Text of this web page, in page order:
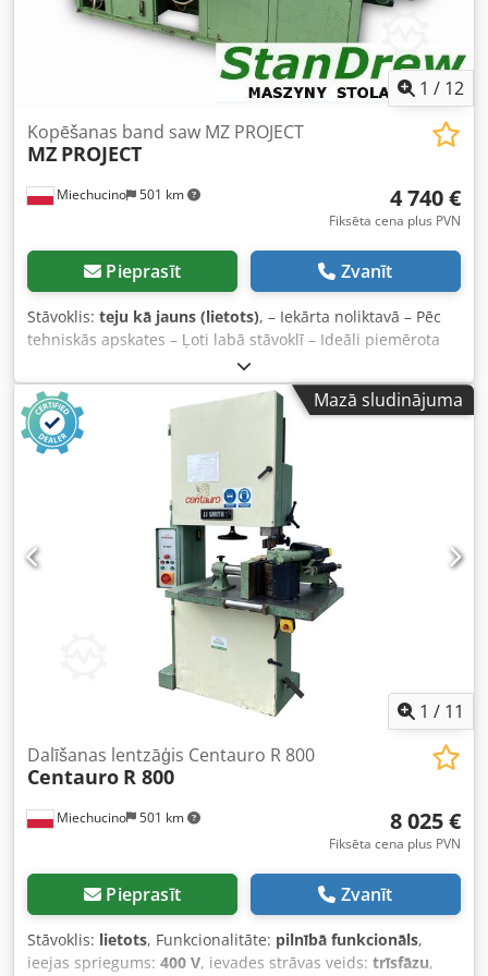
1 / 12
Miechucino 501 km
Kopēšanas band saw MZ PROJECT
MZ PROJECT
4 740 €
Fiksēta cena plus PVN
Pieprasīt Zvanīt
Stāvoklis: teju kā jauns (lietots), – Iekārta noliktavā – Pēc
tehniskās apskates – Ļoti labā stāvoklī – Ideāli piemērota
krēslu ražošanai Cjdpjd Dc E Asfx Agysrf TEHNISKIE
PARAMETRI: – Galvenais motors 7,5 kW – Divi šabloni –
Pneimatiskā šablonu vadība – Pneimatiskā šablona
vadīšana – Riteņu diametrs 850 mm – Lentas platums 40
mm – Maksimālais detaļas garums 1300 mm – Maksimālais
detaļas platums 800 mm – Maksimālais augstums 120 mm
– Divi pneimatiskie sānu piespiedēji – Divi pneimatiskie
darba distanceri – Nepārtraukta padeves regulēšana –
Hidrauliskā padeve – Sūkņa motors 1,85 kW – Izvades
konveijera lente 180 mm x 2000 mm – Konveijera motora
jauda 0,25 kW – Centrālā eļļošana Iekārtas izmēri: –
Garums 400 cm – Platums 230 cm – Augstums 250 cm –
Mazā sludinājuma
1 / 11
Miechucino 501 km
Dalīšanas lentzāģis Centauro R 800
Centauro R 800
8 025 €
Fiksēta cena plus PVN
Pieprasīt Zvanīt
Stāvoklis: lietots, Funkcionalitāte: pilnībā funkcionāls,
ieejas spriegums: 400 V, ievades strāvas veids: trīsfāzu,